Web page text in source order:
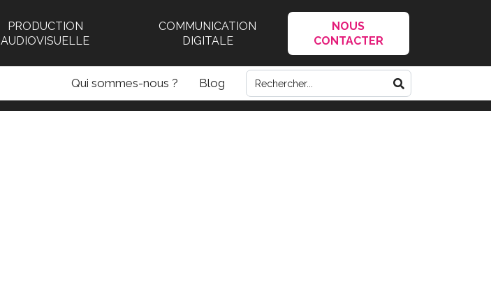
PRODUCTION
AUDIOVISUELLE
COMMUNICATION
DIGITALE
NOUS
CONTACTER
Qui sommes-nous ? Blog